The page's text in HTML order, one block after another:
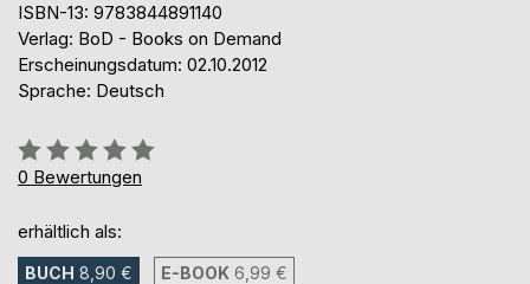
ISBN-13: 9783844891140
Verlag: BoD - Books on Demand
Erscheinungsdatum: 02.10.2012
Sprache: Deutsch
Bewertung::
0%
0 Bewertungen
erhältlich als:
BUCH 8,90 € E-BOOK 6,99 €